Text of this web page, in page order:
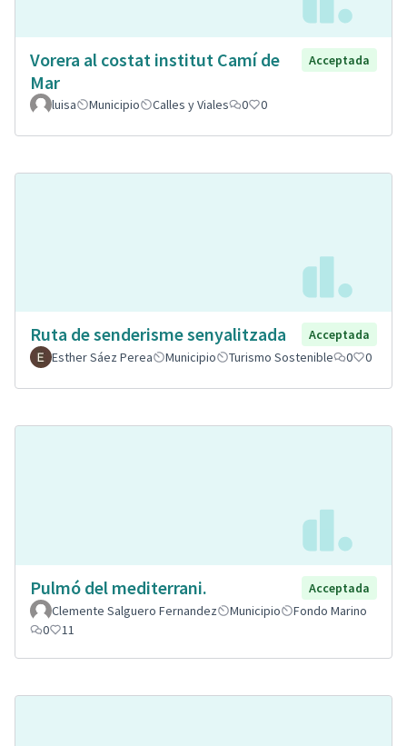
Vorera al costat institut Camí de
Mar
Acceptada
luisa Municipio Calles y Viales 0 0
Ruta de senderisme senyalitzada
Acceptada
Esther Sáez Perea
Municipio Turismo Sostenible 0 0
Pulmó del mediterrani.
Acceptada
Clemente Salguero Fernandez
Municipio
Fondo Marino
0
11